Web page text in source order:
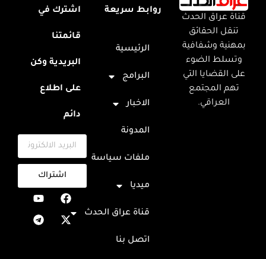
قناة عراق الحدث
تنقل الحقائق
بمهنية وشفافية
وتسلط الضوء
على القضايا التي
تهم المجتمع
العراقي.
روابط سريعة
الرئيسية
البرامج
الاخبار
المدونة
ملفات سياسة
ميديا
قناة عراق الحدث
اتصل بنا
اشترك في
قائمتنا
البريدية وكن
على اطلاع
دائم
اشتراك